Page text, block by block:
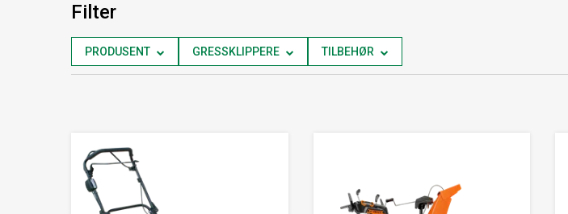
Filter
PRODUSENT GRESSKLIPPERE TILBEHØR